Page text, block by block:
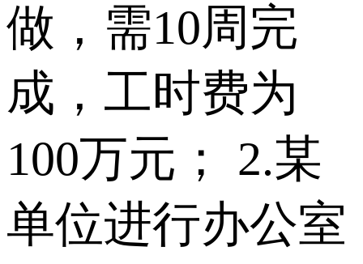
做，需10周完
成，工时费为
100万元； 2.某
单位进行办公室